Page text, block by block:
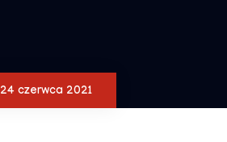
24 czerwca 2021